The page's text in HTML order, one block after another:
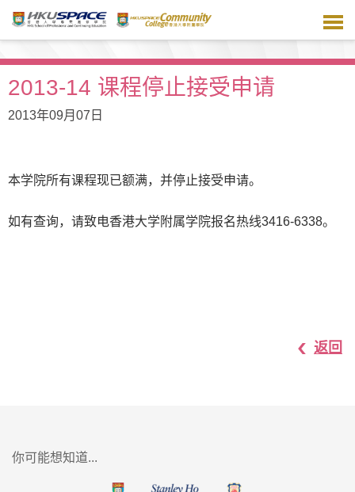
主
容2013-14 课程停止接受申请
2013年09月07日
本学院所有课程现已额满，并停止接受申请。
如有查询，请致电香港大学附属学院报名热线3416-6338。
返回
你可能想知道...